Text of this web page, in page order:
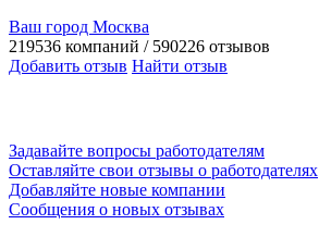
Ваш город Москва
219536 компаний / 590226 отзывов
Добавить отзыв Найти отзыв
Задавайте вопросы работодателям
Оставляйте свои отзывы о работодателях
Добавляйте новые компании
Сообщения о новых отзывах